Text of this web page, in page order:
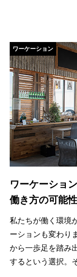
ワーケーション
ワーケーショ
働き方の可能性
私たちが働く環境
ーションも変わり
から一歩足を踏み
するという選択。